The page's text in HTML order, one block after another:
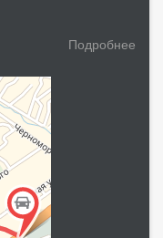
Подробнее